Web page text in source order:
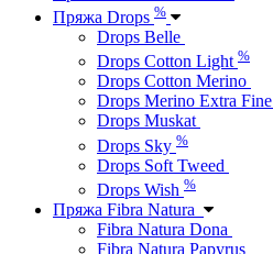
Пряжа Drops %
Drops Belle
Drops Cotton Light %
Drops Cotton Merino
Drops Merino Extra Fine
Drops Muskat
Drops Sky %
Drops Soft Tweed
Drops Wish %
Пряжа Fibra Natura
Fibra Natura Dona
Fibra Natura Papyrus